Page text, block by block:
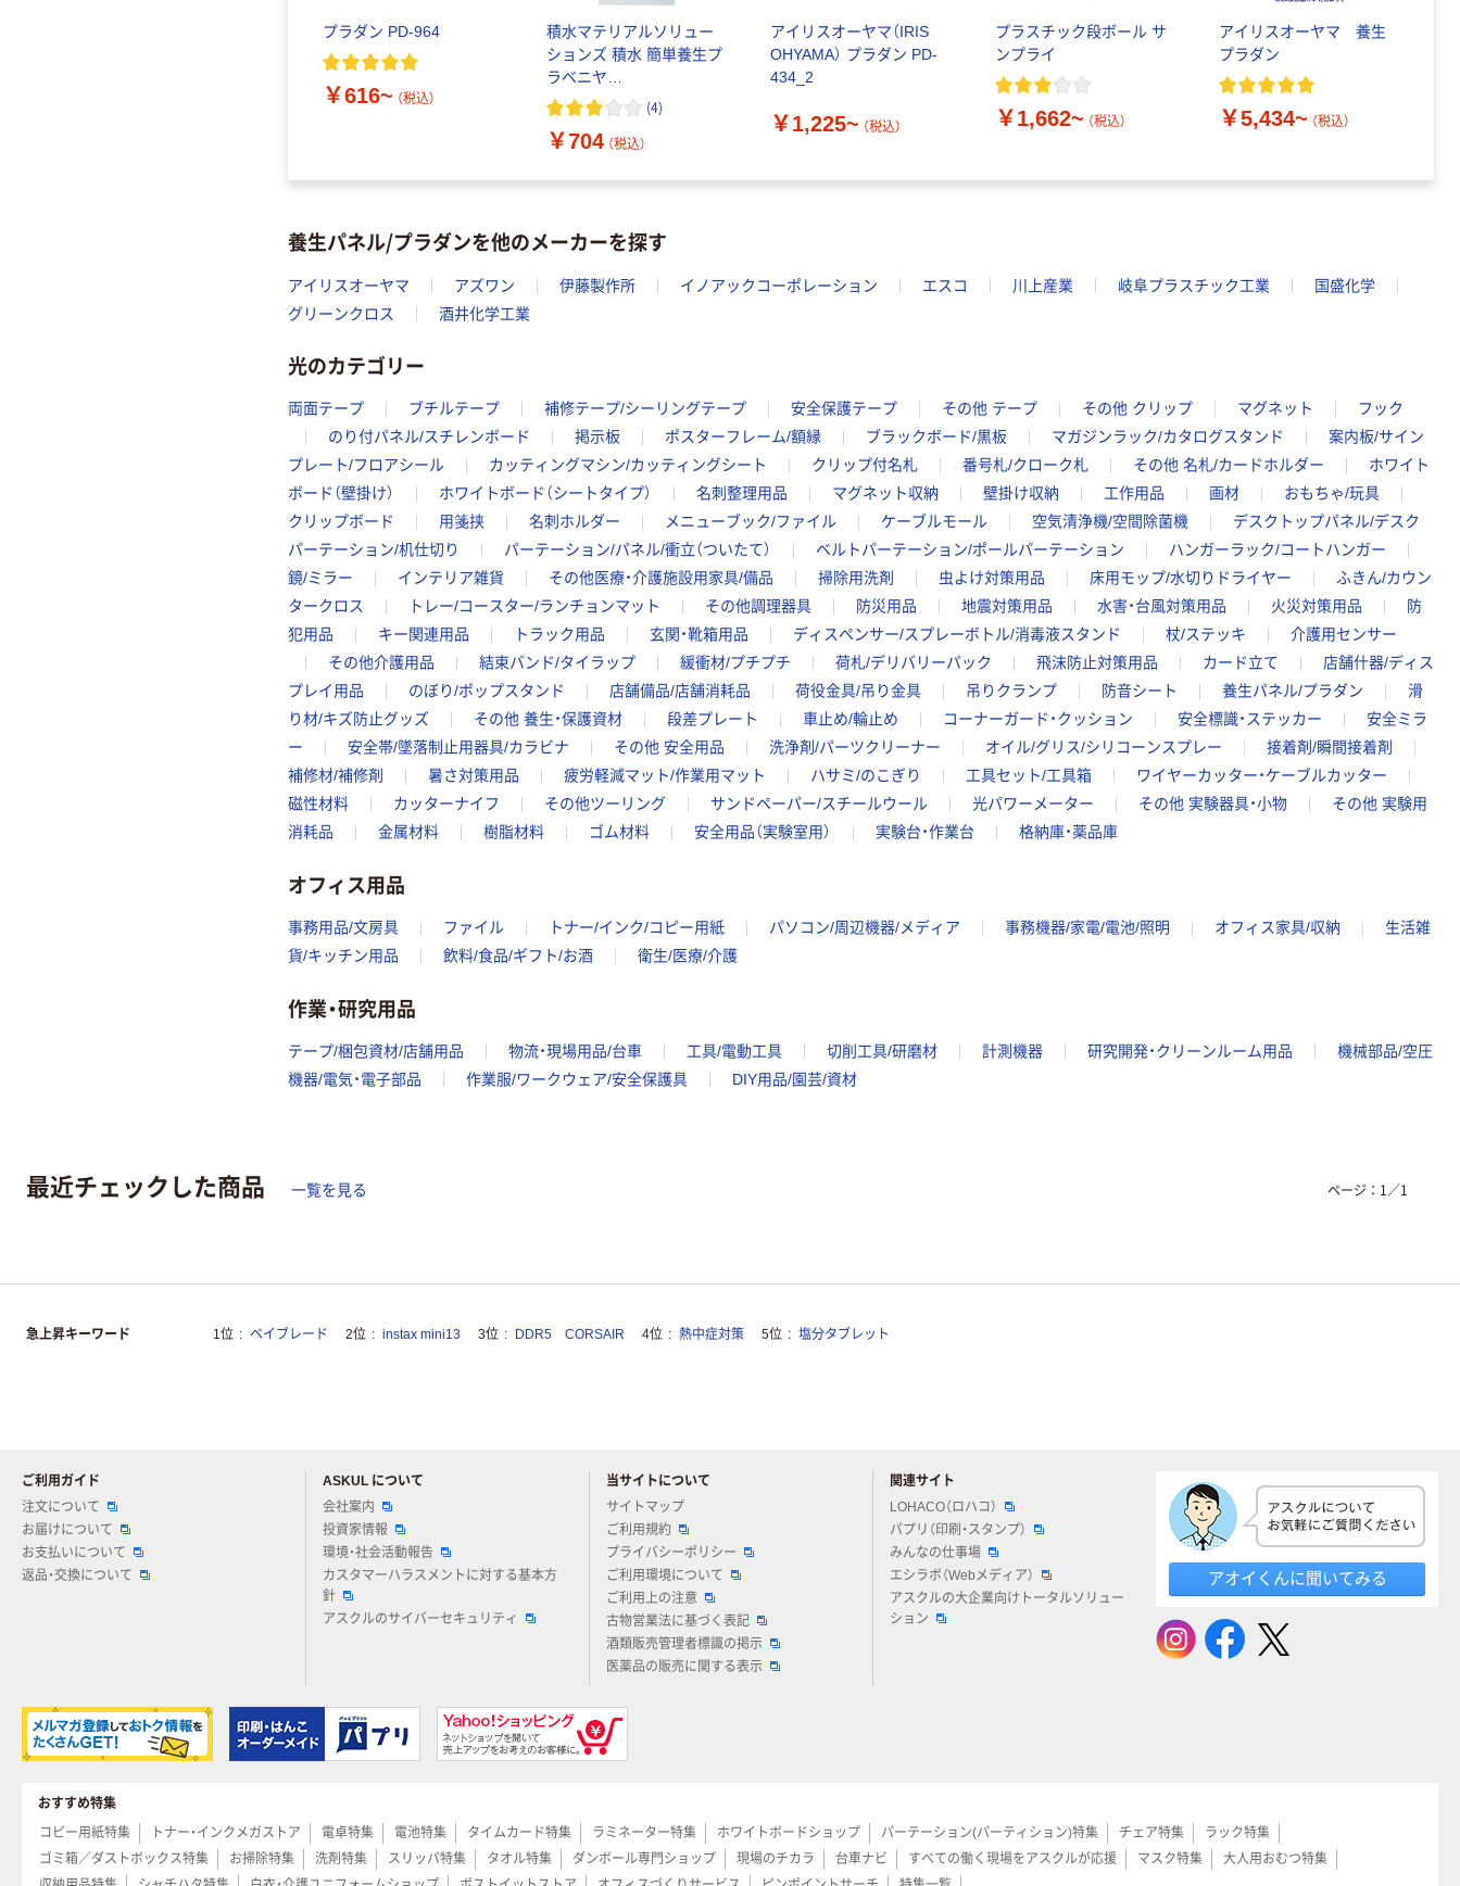
プラダン PD-964
￥616~ （税込）
積水マテリアルソリュー
ションズ 積水 簡単養生プ
ラベニヤ
3.0mm×900mm×1.8m ナ
送品）
(4)
￥704 （税込）
アイリスオーヤマ（IRIS
OHYAMA） プラダン PD-
434_2
￥1,225~ （税込）
プラスチック段ボール サ
ンプライ
￥1,662~ （税込）
アイリスオーヤマ 養生
プラダン
￥5,434~ （税込）
養生パネル/プラダンを他のメーカーを探す
アイリスオーヤマ アズワン 伊藤製作所 イノアックコーポレーション エスコ 川上産業 岐阜プラスチック工業
国盛化学
グリーンクロス
酒井化学工業
光のカテゴリー
両面テープ ブチルテープ 補修テープ/シーリングテープ 安全保護テープ その他 テープ その他 クリップ マグネット
フック
のり付パネル/スチレンボード
掲示板 ポスターフレーム/額縁 ブラックボード/黒板 マガジンラック/カタログスタンド
案内板/サイン
プレート/フロアシール
カッティングマシン/カッティングシート クリップ付名札 番号札/クローク札 その他 名札/カードホルダー
ホワイト
ボード（壁掛け）
ホワイトボード（シートタイプ） 名刺整理用品 マグネット収納 壁掛け収納 工作用品 画材
おもちゃ/玩具
クリップボード
用箋挟 名刺ホルダー メニューブック/ファイル ケーブルモール 空気清浄機/空間除菌機
デスクトップパネル/デスク
パーテーション/机仕切り
パーテーション/パネル/衝立（ついたて） ベルトパーテーション/ポールパーテーション
ハンガーラック/コートハンガー
鏡/ミラー
インテリア雑貨 その他医療・介護施設用家具/備品 掃除用洗剤 虫よけ対策用品 床用モップ/水切りドライヤー
ふきん/カウン
タークロス
トレー/コースター/ランチョンマット その他調理器具 防災用品 地震対策用品 水害・台風対策用品 火災対策用品
防
犯用品
キー関連用品 トラック用品 玄関・靴箱用品 ディスペンサー/スプレーボトル/消毒液スタンド 杖/ステッキ
介護用センサー
その他介護用品
結束バンド/タイラップ 緩衝材/プチプチ 荷札/デリバリーパック 飛沫防止対策用品 カード立て
店舗什器/ディス
プレイ用品
のぼり/ポップスタンド 店舗備品/店舗消耗品 荷役金具/吊り金具 吊りクランプ 防音シート 養生パネル/プラダン
滑
り材/キズ防止グッズ
その他 養生・保護資材 段差プレート 車止め/輪止め コーナーガード・クッション 安全標識・ステッカー
安全ミラ
ー
安全帯/墜落制止用器具/カラビナ その他 安全用品 洗浄剤/パーツクリーナー オイル/グリス/シリコーンスプレー
接着剤/瞬間接着剤
補修材/補修剤
暑さ対策用品 疲労軽減マット/作業用マット ハサミ/のこぎり 工具セット/工具箱
ワイヤーカッター・ケーブルカッター
磁性材料
カッターナイフ その他ツーリング サンドペーパー/スチールウール 光パワーメーター その他 実験器具・小物
その他 実験用
消耗品
金属材料 樹脂材料 ゴム材料 安全用品（実験室用） 実験台・作業台 格納庫・薬品庫
オフィス用品
事務用品/文房具 ファイル トナー/インク/コピー用紙 パソコン/周辺機器/メディア 事務機器/家電/電池/照明 オフィス家具/収納
生活雑
貨/キッチン用品
飲料/食品/ギフト/お酒 衛生/医療/介護
作業・研究用品
テープ/梱包資材/店舗用品 物流・現場用品/台車 工具/電動工具 切削工具/研磨材 計測機器 研究開発・クリーンルーム用品
機械部品/空圧
機器/電気・電子部品
作業服/ワークウェア/安全保護具 DIY用品/園芸/資材
最近チェックした商品 一覧を見る ページ： 1 ／1
急上昇キーワード 1位 ベイブレード 2位 instax mini13 3位 DDR5 CORSAIR 4位 熱中症対策 5位 塩分タブレット
ご利用ガイド
注文について
お届けについて
お支払いについて
返品・交換について
ASKUL について
会社案内
投資家情報
環境・社会活動報告
カスタマーハラスメントに対する基本方
針
アスクルのサイバーセキュリティ
当サイトについて
サイトマップ
ご利用規約
プライバシーポリシー
ご利用環境について
ご利用上の注意
古物営業法に基づく表記
酒類販売管理者標識の掲示
医薬品の販売に関する表示
関連サイト
LOHACO（ロハコ）
パプリ（印刷・スタンプ）
みんなの仕事場
エシラボ（Webメディア）
アスクルの大企業向けトータルソリュー
ション
アオイくんに聞いてみる
おすすめ特集
コピー用紙特集
トナー・インクメガストア 電卓特集 電池特集 タイムカード特集 ラミネーター特集 ホワイトボードショップ パーテーション(パーティション)特集 チェア特集
ラック特集
ゴミ箱／ダストボックス特集
お掃除特集 洗剤特集 スリッパ特集 タオル特集 ダンボール専門ショップ 現場のチカラ 台車ナビ すべての働く現場をアスクルが応援 マスク特集
大人用おむつ特集